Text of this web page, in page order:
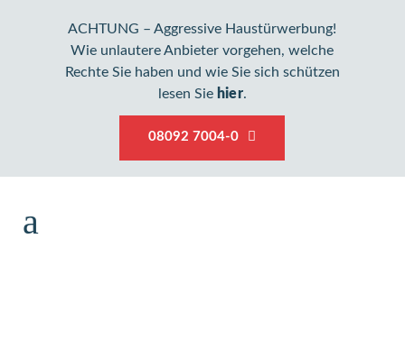
ACHTUNG – Aggressive Haustürwerbung!
Wie unlautere Anbieter vorgehen, welche
Rechte Sie haben und wie Sie sich schützen
lesen Sie hier.
08092 7004-0